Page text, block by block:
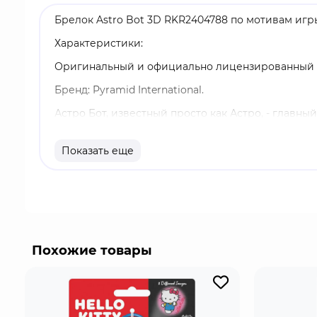
Брелок Astro Bot 3D RKR2404788 по мотивам
Характеристики:
Оригинальный и официально лицензированный
Бренд: Pyramid International.
Астро Бот, известный просто как Астро, -
Главный герой по имени Астро оказывается
Показать еще
Похожие товары